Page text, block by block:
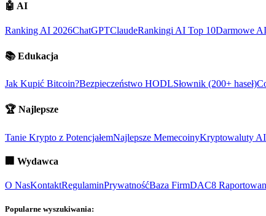
🤖 AI
Ranking AI 2026ChatGPTClaudeRankingi AI Top 10Darmowe
📚 Edukacja
Jak Kupić Bitcoin?Bezpieczeństwo HODLSłownik (200+ haseł)
🏆 Najlepsze
Tanie Krypto z PotencjałemNajlepsze MemecoinyKryptowaluty AI
🏢 Wydawca
O NasKontaktRegulaminPrywatnośćBaza FirmDAC8
Popularne wyszukiwania: